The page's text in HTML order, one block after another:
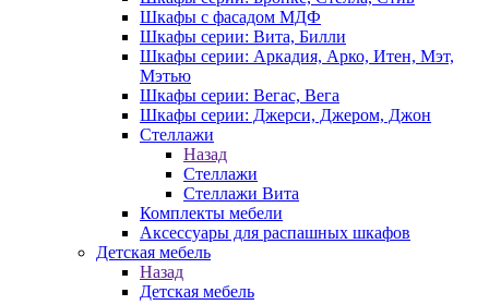
Шкафы с фасадом МДФ
Шкафы серии: Вита, Билли
Шкафы серии: Аркадия, Арко, Итен, Мэт,
Мэтью
Шкафы серии: Вегас, Вега
Шкафы серии: Джерси, Джером, Джон
Стеллажи
Назад
Стеллажи
Стеллажи Вита
Комплекты мебели
Аксессуары для распашных шкафов
Детская мебель
Назад
Детская мебель